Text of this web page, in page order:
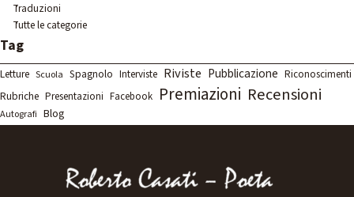
Traduzioni
Tutte le categorie
Salta blocco Tag
Tag
Letture Scuola Spagnolo Interviste Riviste Pubblicazione Riconoscimenti
Rubriche Presentazioni Facebook Premiazioni Recensioni
Autografi Blog